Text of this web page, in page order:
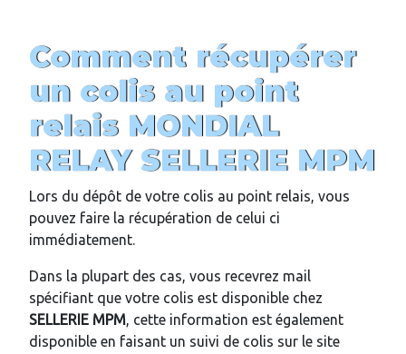
Comment récupérer
un colis au point
relais MONDIAL
RELAY SELLERIE MPM
Lors du dépôt de votre colis au point relais, vous
pouvez faire la récupération de celui ci
immédiatement.
Dans la plupart des cas, vous recevrez mail
spécifiant que votre colis est disponible chez
SELLERIE MPM, cette information est également
disponible en faisant un suivi de colis sur le site